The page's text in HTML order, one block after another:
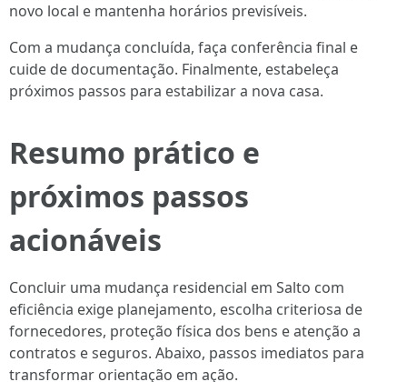
novo local e mantenha horários previsíveis.
Com a mudança concluída, faça conferência final e
cuide de documentação. Finalmente, estabeleça
próximos passos para estabilizar a nova casa.
Resumo prático e
próximos passos
acionáveis
Concluir uma mudança residencial em Salto com
eficiência exige planejamento, escolha criteriosa de
fornecedores, proteção física dos bens e atenção a
contratos e seguros. Abaixo, passos imediatos para
transformar orientação em ação.